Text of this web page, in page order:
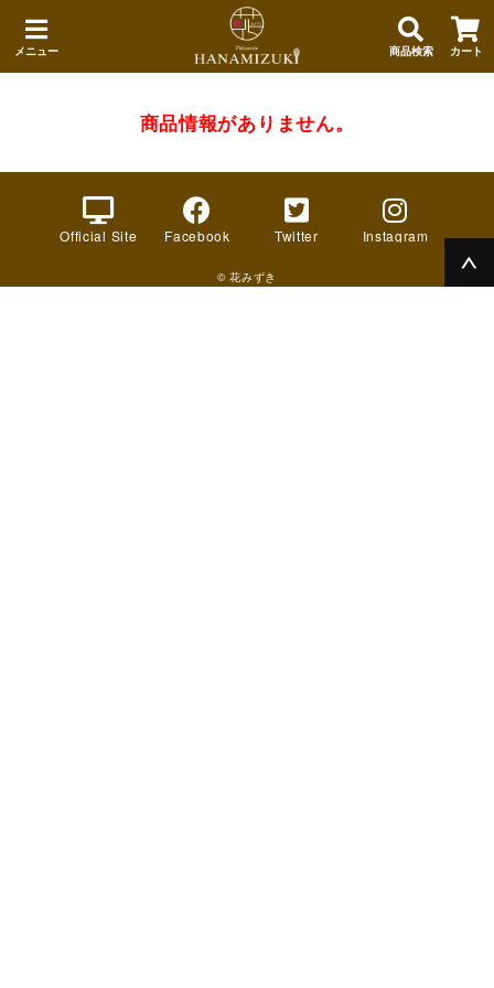
メニュー 商品検索 カート
商品情報がありません。
Official Site Facebook Twitter Instagram
© 花みずき